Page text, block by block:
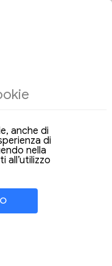
Soggiorno di
anche di
di
nella
all’utilizzo